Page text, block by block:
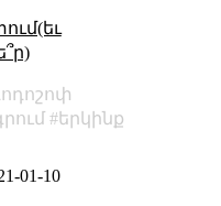
երկինք
01-10